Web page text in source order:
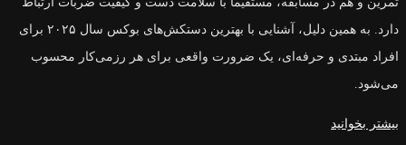
دارد. به همین دلیل، آشنایی با بهترین دستکش‌های بوکس سال ۲۰۲۵ برای
افراد مبتدی و حرفه‌ای، یک ضرورت واقعی برای هر رزمی‌کار محسوب
می‌شود.
بیشتر بخوانید